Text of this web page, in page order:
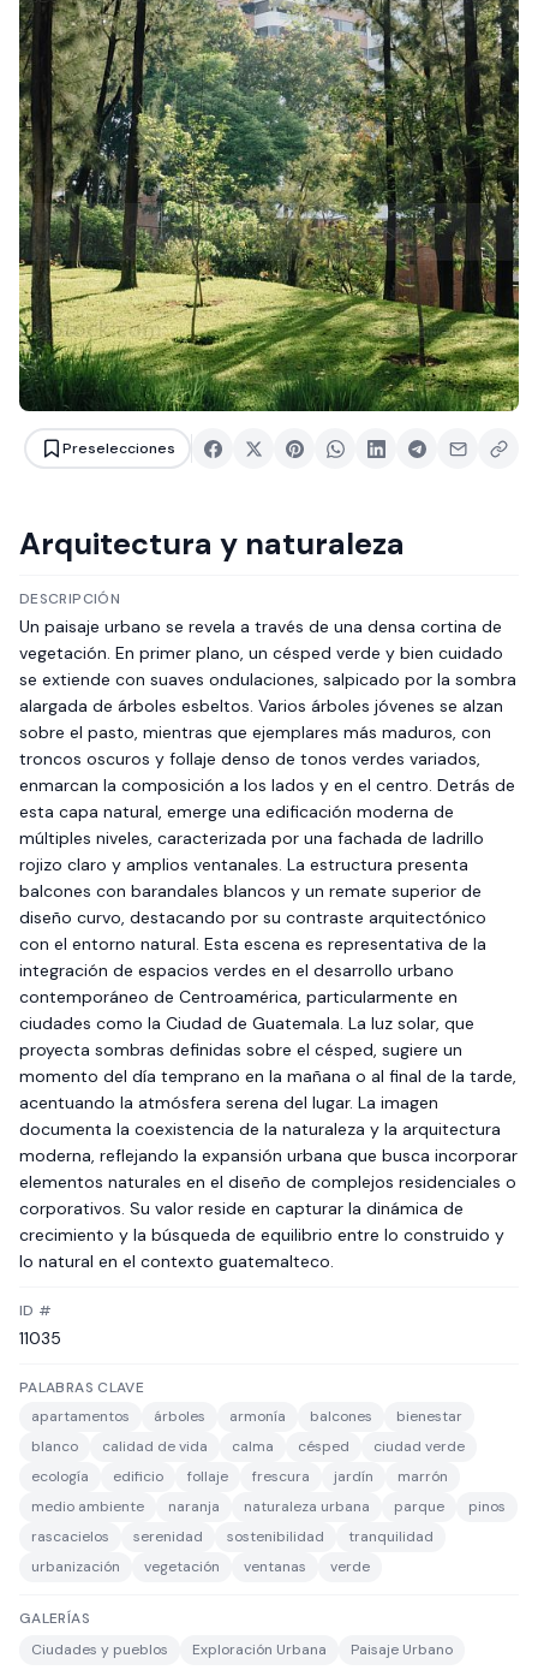
Preselecciones
Arquitectura y naturaleza
DESCRIPCIÓN
Un paisaje urbano se revela a través de una densa cortina de
vegetación. En primer plano, un césped verde y bien cuidado
se extiende con suaves ondulaciones, salpicado por la sombra
alargada de árboles esbeltos. Varios árboles jóvenes se alzan
sobre el pasto, mientras que ejemplares más maduros, con
troncos oscuros y follaje denso de tonos verdes variados,
enmarcan la composición a los lados y en el centro. Detrás de
esta capa natural, emerge una edificación moderna de
múltiples niveles, caracterizada por una fachada de ladrillo
rojizo claro y amplios ventanales. La estructura presenta
balcones con barandales blancos y un remate superior de
diseño curvo, destacando por su contraste arquitectónico
con el entorno natural. Esta escena es representativa de la
integración de espacios verdes en el desarrollo urbano
contemporáneo de Centroamérica, particularmente en
ciudades como la Ciudad de Guatemala. La luz solar, que
proyecta sombras definidas sobre el césped, sugiere un
momento del día temprano en la mañana o al final de la tarde,
acentuando la atmósfera serena del lugar. La imagen
documenta la coexistencia de la naturaleza y la arquitectura
moderna, reflejando la expansión urbana que busca incorporar
elementos naturales en el diseño de complejos residenciales o
corporativos. Su valor reside en capturar la dinámica de
crecimiento y la búsqueda de equilibrio entre lo construido y
lo natural en el contexto guatemalteco.
ID #
11035
PALABRAS CLAVE
apartamentos
árboles armonía balcones
bienestar
blanco
calidad de vida calma césped
ciudad verde
ecología
edificio follaje frescura jardín
marrón
medio ambiente
naranja naturaleza urbana parque
pinos
rascacielos
serenidad sostenibilidad
tranquilidad
urbanización
vegetación ventanas verde
GALERÍAS
Ciudades y pueblos
Exploración Urbana Paisaje Urbano